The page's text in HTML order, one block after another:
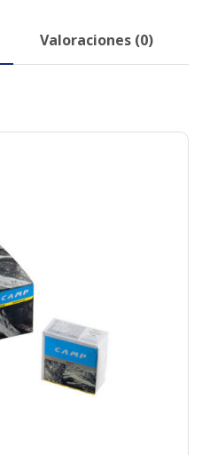
Valoraciones (0)